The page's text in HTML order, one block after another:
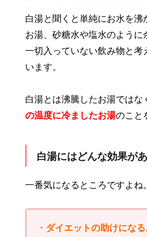
白湯と聞くと単純にお水を沸
お湯、砂糖水や塩水のように
一切入っていない飲み物と考
います。
白湯とは沸騰したお湯ではな
の温度に冷ましたお湯のこと
白湯にはどんな効果が
一番気になるところですよね。
・ダイエットの助けになる